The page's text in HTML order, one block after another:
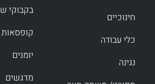
חינוכיים
כלי עבודה
נגינה
בקבוקי
יומנים
מדגשים